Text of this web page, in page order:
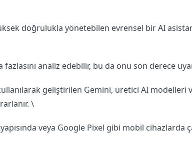
doğrulukla yönetebilen evrensel bir AI
analiz edebilir, bu da onu son derece
geliştirilen Gemini, üretici AI modelleri
\
veya Google Pixel gibi mobil cihazlarda